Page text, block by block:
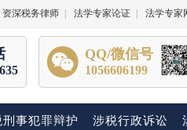
资深税务律师 法学专家论证 法学专家
QQ/微信号
1056606199
刑事犯罪辩护 涉税行政诉讼